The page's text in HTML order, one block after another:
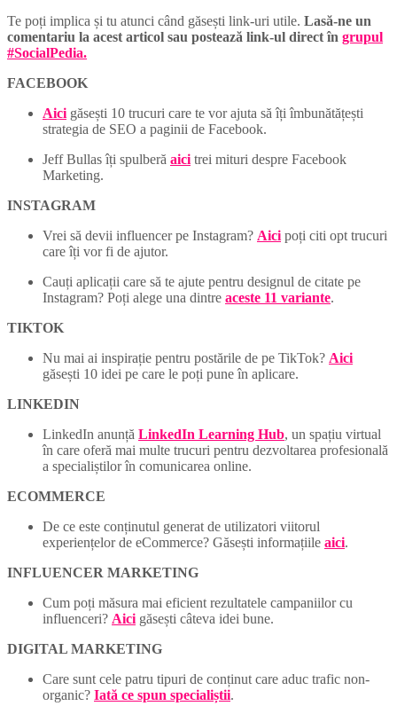
Te poți implica și tu atunci când găsești link-uri utile. Lasă-ne un
comentariu la acest articol sau postează link-ul direct în grupul
#SocialPedia.
FACEBOOK
Aici găsești 10 trucuri care te vor ajuta să îți îmbunătățești
strategia de SEO a paginii de Facebook.
Jeff Bullas îți spulberă aici trei mituri despre Facebook
Marketing.
INSTAGRAM
Vrei să devii influencer pe Instagram? Aici poți citi opt trucuri
care îți vor fi de ajutor.
Cauți aplicații care să te ajute pentru designul de citate pe
Instagram? Poți alege una dintre aceste 11 variante.
TIKTOK
Nu mai ai inspirație pentru postările de pe TikTok? Aici
găsești 10 idei pe care le poți pune în aplicare.
LINKEDIN
LinkedIn anunță LinkedIn Learning Hub, un spațiu virtual
în care oferă mai multe trucuri pentru dezvoltarea profesională
a specialiștilor în comunicarea online.
ECOMMERCE
De ce este conținutul generat de utilizatori viitorul
experiențelor de eCommerce? Găsești informațiile aici.
INFLUENCER MARKETING
Cum poți măsura mai eficient rezultatele campaniilor cu
influenceri? Aici găsești câteva idei bune.
DIGITAL MARKETING
Care sunt cele patru tipuri de conținut care aduc trafic non-
organic? Iată ce spun specialiștii.